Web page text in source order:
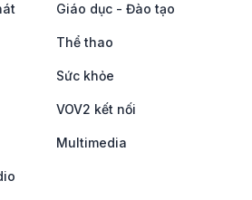
Giáo dục - Đào tạo
Thể thao
Sức khỏe
VOV2 kết nối
Multimedia